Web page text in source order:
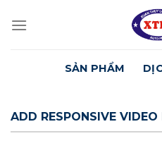
SẢN PHẨM
ADD RESPONSIVE VIDEO